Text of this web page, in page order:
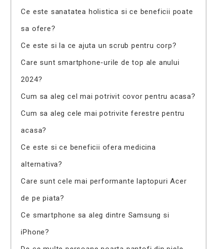
Ce este sanatatea holistica si ce beneficii poate
sa ofere?
Ce este si la ce ajuta un scrub pentru corp?
Care sunt smartphone-urile de top ale anului
2024?
Cum sa aleg cel mai potrivit covor pentru acasa?
Cum sa aleg cele mai potrivite ferestre pentru
acasa?
Ce este si ce beneficii ofera medicina
alternativa?
Care sunt cele mai performante laptopuri Acer
de pe piata?
Ce smartphone sa aleg dintre Samsung si
iPhone?